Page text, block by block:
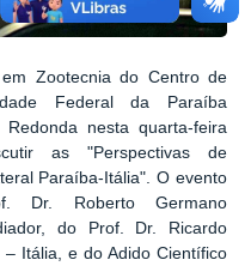
Zootecnia do Centro de
Federal da Paraíba
nesta quarta-feira
as "Perspectivas de
Paraíba-Itália". O evento
Dr. Roberto Germano
do Prof. Dr. Ricardo
Itália, e do Adido Científico